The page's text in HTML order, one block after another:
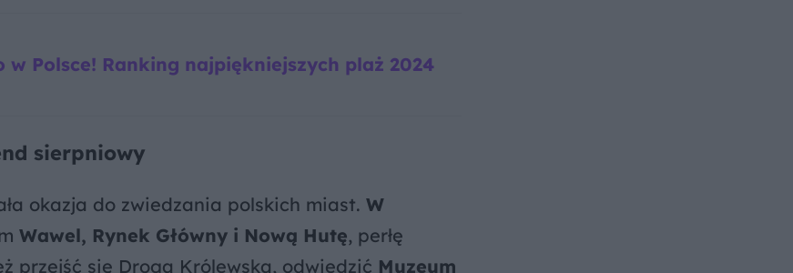
w Polsce! Ranking najpiękniejszych plaż 2024
sierpniowy
okazja do zwiedzania polskich miast. W
Wawel, Rynek Główny i Nową Hutę, perłę
przejść się Drogą Królewską, odwiedzić Muzeum